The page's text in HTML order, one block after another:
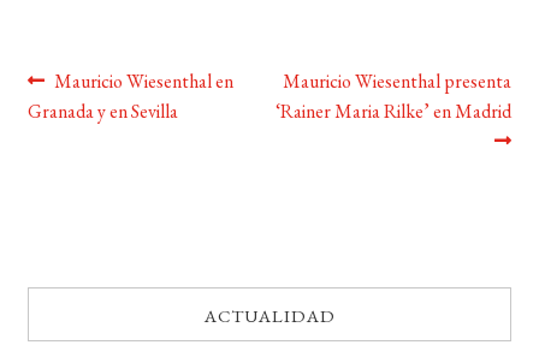
Navegación
de
Anterior:
Mauricio Wiesenthal en
Granada y en Sevilla
Siguiente:
Mauricio Wiesenthal presenta
‘Rainer Maria Rilke’ en Madrid
ACTUALIDAD